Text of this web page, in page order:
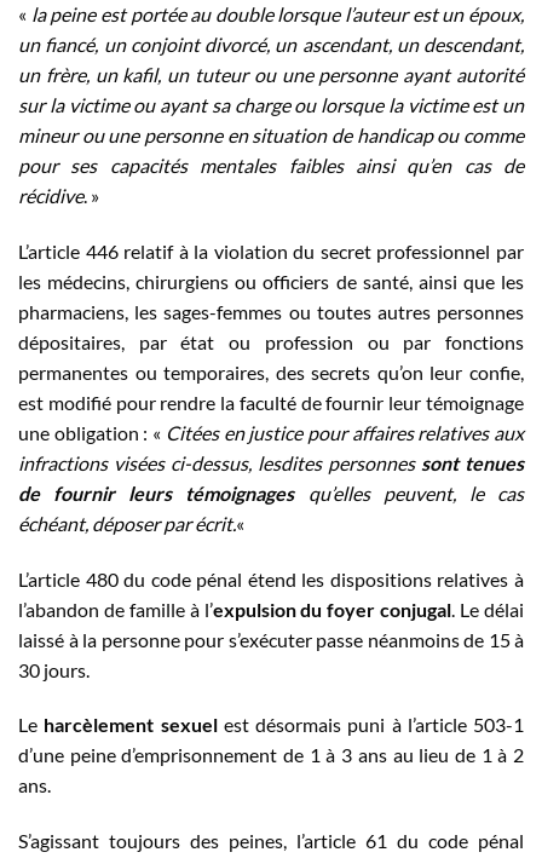
« la peine est portée au double lorsque l’auteur est un époux,
un fiancé, un conjoint divorcé, un ascendant, un descendant,
un frère, un kafil, un tuteur ou une personne ayant autorité
sur la victime ou ayant sa charge ou lorsque la victime est un
mineur ou une personne en situation de handicap ou comme
pour ses capacités mentales faibles ainsi qu’en cas de
récidive. »
L’article 446 relatif à la violation du secret professionnel par
les médecins, chirurgiens ou officiers de santé, ainsi que les
pharmaciens, les sages-femmes ou toutes autres personnes
dépositaires, par état ou profession ou par fonctions
permanentes ou temporaires, des secrets qu’on leur confie,
est modifié pour rendre la faculté de fournir leur témoignage
une obligation : « Citées en justice pour affaires relatives aux
infractions visées ci-dessus, lesdites personnessont tenues
de fournir leurs témoignagesqu’elles peuvent, le cas
échéant, déposer par écrit.«
L’article 480 du code pénal étend les dispositions relatives à
l’abandon de famille à l’expulsion du foyer conjugal . Le délai
laissé à la personne pour s’exécuter passe néanmoins de 15 à
30 jours.
Le harcèlement sexuelest désormais puni à l’article 503-1
d’une peine d’emprisonnement de 1 à 3 ans au lieu de 1 à 2
ans.
S’agissant toujours des peines, l’article 61 du code pénal